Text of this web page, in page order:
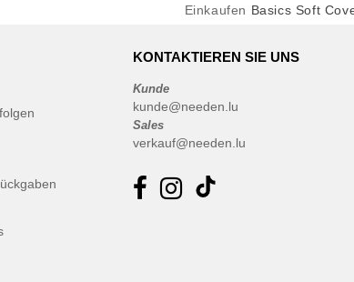
Einkaufen Basics Soft
KONTAKTIEREN SIE UNS
Kunde
kunde@needen.lu
Sales
verkauf@needen.lu